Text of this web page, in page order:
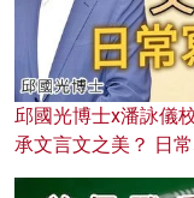
邱國光博士x潘詠儀
承文言文之美？ 日